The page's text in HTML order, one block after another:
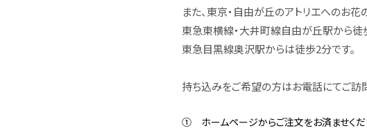
また、東京・自由が丘のアトリエへのお花
東急東横線・大井町線自由が丘駅から徒
東急目黒線奥沢駅からは徒歩2分です。
持ち込みをご希望の方はお電話にてご訪
① ホームページからご注文をお済ませくだ